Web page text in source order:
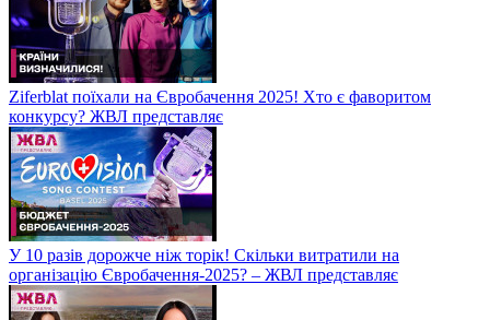
Ziferblat поїхали на Євробачення 2025! Хто є фаворитом
конкурсу? ЖВЛ представляє
У 10 разів дорожче ніж торік! Скільки витратили на
організацію Євробачення-2025? – ЖВЛ представляє